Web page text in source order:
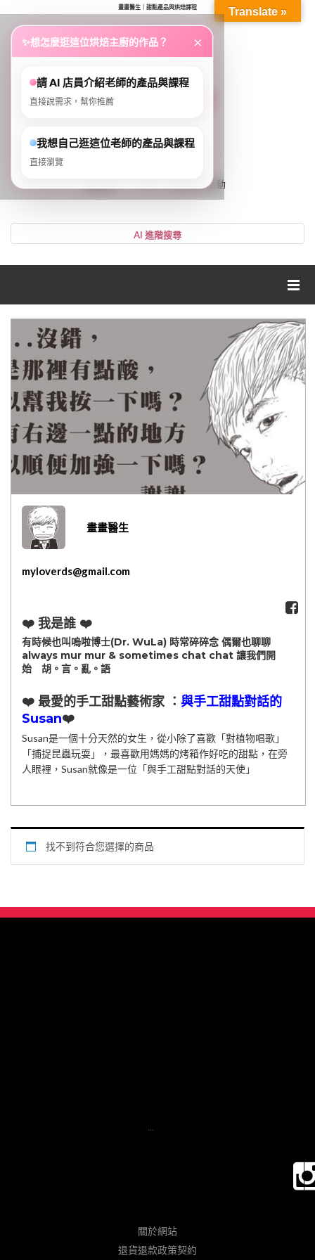
畫畫醫生｜甜點產品與烘焙課程
...
VIP、LV等好康活動
帳號
記住我
忘記密碼 註冊
網紅媽咪蛋糕心得分享
粉絲好康
加入甜點廚師接單平台
畫畫醫生
myloverds@gmail.com
❤️ 我是誰 ❤️
有時候也叫嗚啦博士(Dr. WuLa) 時常碎碎念 偶爾也聊聊
always mur mur & sometimes chat chat 讓我們開
始 胡。言。亂。語
❤️ 最愛的手工甜點藝術家 ： 與手工甜點對話的
Susan❤️
Susan是一個十分天然的女生，從小除了喜歡「對植物唱歌」
「捕捉昆蟲玩耍」，最喜歡用媽媽的烤箱作好吃的甜點，在旁
人眼裡，Susan就像是一位「與手工甜點對話的天使」
找不到符合您選擇的商品
...
關於網站
退貨退款政策契約
Translate »
✨想怎麼逛這位烘焙主廚的作品？ ×
請 AI 店員介紹老師的產品與課程
直接說需求，幫你推薦
我想自己逛這位老師的產品與課程
直接瀏覽